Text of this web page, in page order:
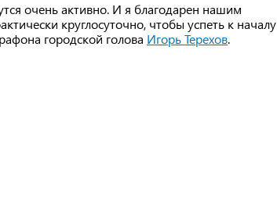
очень активно. И я благодарен нашим
круглосуточно, чтобы успеть к началу
городской голова Игорь Терехов.